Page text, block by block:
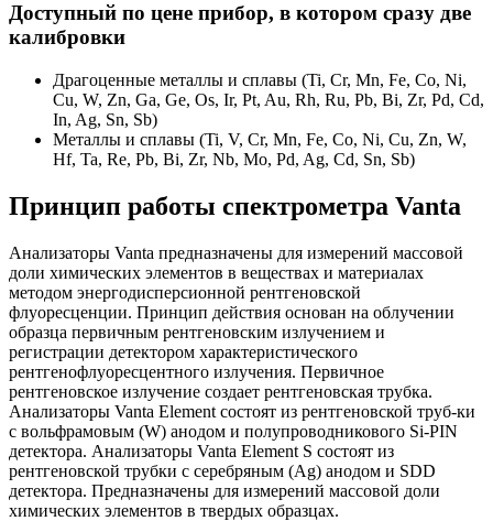
Доступный по цене прибор, в котором сразу две
калибровки
Драгоценные металлы и сплавы (Ti, Cr, Mn, Fe, Co, Ni,
Cu, W, Zn, Ga, Ge, Os, Ir, Pt, Au, Rh, Ru, Pb, Bi, Zr, Pd, Cd,
In, Ag, Sn, Sb)
Металлы и сплавы (Ti, V, Cr, Mn, Fe, Co, Ni, Cu, Zn, W,
Hf, Ta, Re, Pb, Bi, Zr, Nb, Mo, Pd, Ag, Cd, Sn, Sb)
Принцип работы спектрометра Vanta
Анализаторы Vanta предназначены для измерений массовой
доли химических элементов в веществах и материалах
методом энергодисперсионной рентгеновской
флуоресценции. Принцип действия основан на облучении
образца первичным рентгеновским излучением и
регистрации детектором характеристического
рентгенофлуоресцентного излучения. Первичное
рентгеновское излучение создает рентгеновская трубка.
Анализаторы Vanta Element состоят из рентгеновской труб-ки
с вольфрамовым (W) анодом и полупроводникового Si-PIN
детектора. Анализаторы Vanta Element S состоят из
рентгеновской трубки с серебряным (Ag) анодом и SDD
детектора. Предназначены для измерений массовой доли
химических элементов в твердых образцах.